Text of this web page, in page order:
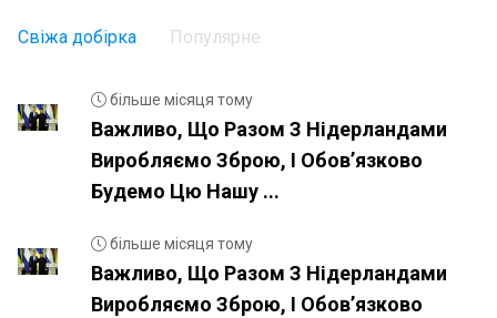
Свіжа добірка Популярне
більше місяця тому
Важливо, Що Разом З Нідерландами
Виробляємо Зброю, І Обовʼязково
Будемо Цю Нашу ...
більше місяця тому
Важливо, Що Разом З Нідерландами
Виробляємо Зброю, І Обовʼязково